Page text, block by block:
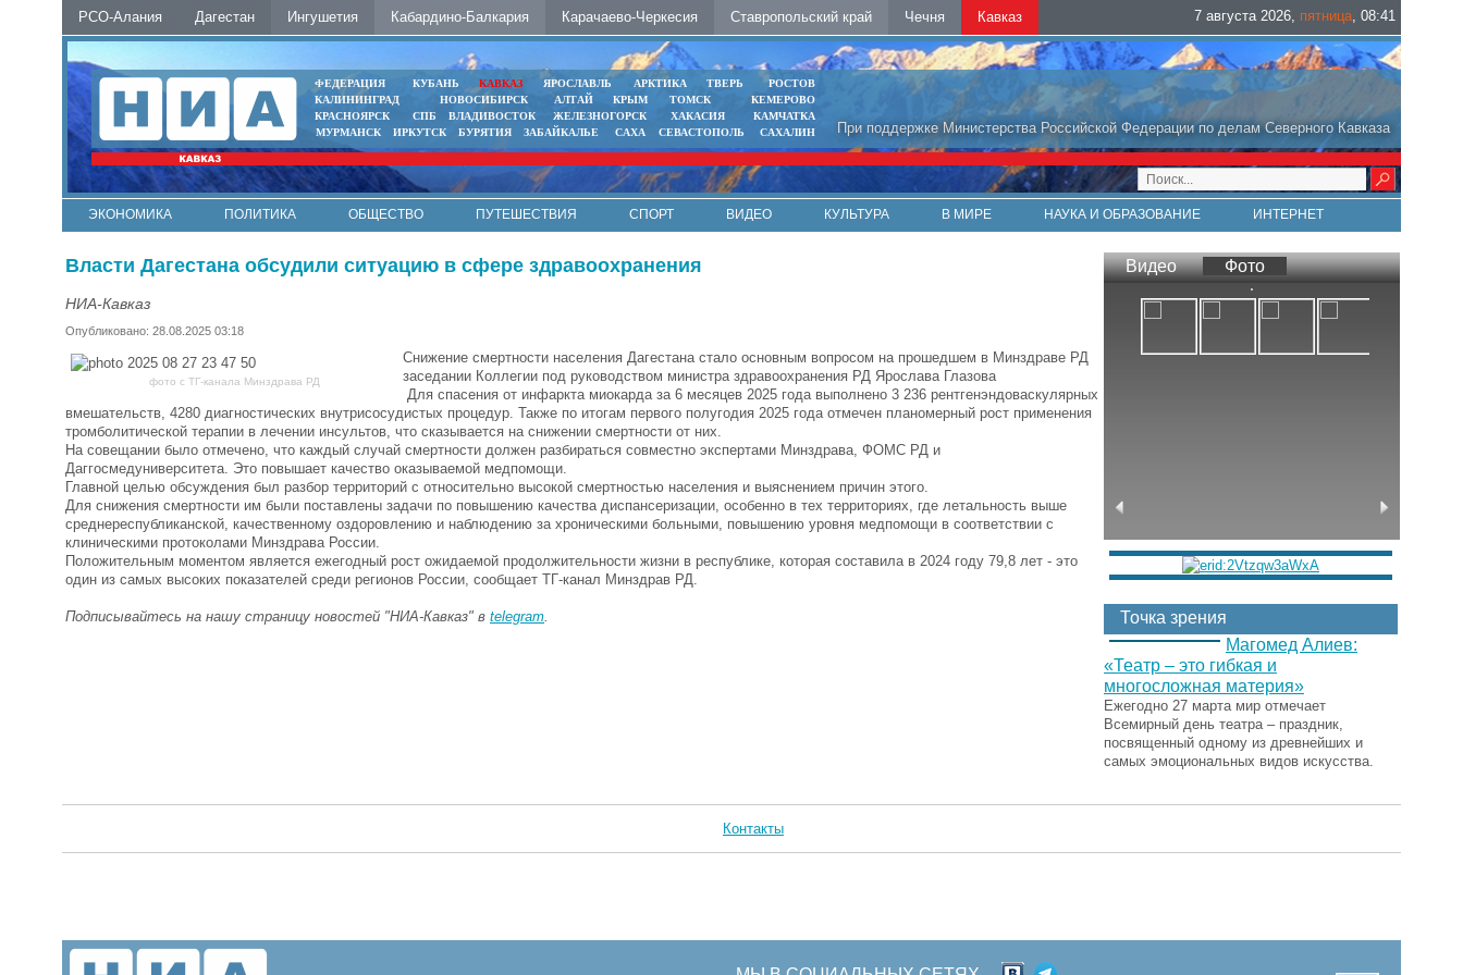
РСО-Алания Дагестан Ингушетия Кабардино-Балкария Карачаево-Черкесия Ставропольский край Чечня Кавказ 7 августа 2026, пятница, 08:41
При поддержке Министерства Российской Федерации по делам Северного Кавказа
ФЕДЕРАЦИЯ КУБАНЬ КАВКАЗ ЯРОСЛАВЛЬ АРКТИКА ТВЕРЬ
РОСТОВ
КАЛИНИНГРАД
НОВОСИБИРСК АЛТАЙ КРЫМ ТОМСК
КЕМЕРОВО
КРАСНОЯРСК
СПБ ВЛАДИВОСТОК ЖЕЛЕЗНОГОРСК ХАКАСИЯ
КАМЧАТКА
МУРМАНСК
ИРКУТСК БУРЯТИЯ ЗАБАЙКАЛЬЕ САХА СЕВАСТОПОЛЬ САХАЛИН
ЭКОНОМИКА ПОЛИТИКА ОБЩЕСТВО ПУТЕШЕСТВИЯ СПОРТ ВИДЕО КУЛЬТУРА В МИРЕ НАУКА И ОБРАЗОВАНИЕ
ИНТЕРНЕТ
Власти Дагестана обсудили ситуацию в сфере здравоохранения
НИА-Кавказ
Опубликовано: 28.08.2025 03:18
фото с ТГ-канала Минздрава РД
Снижение смертности населения Дагестана стало основным вопросом на прошедшем в Минздраве РД
заседании Коллегии под руководством министра здравоохранения РД Ярослава Глазова
Для спасения от инфаркта миокарда за 6 месяцев 2025 года выполнено 3 236 рентгенэндоваскулярных
вмешательств, 4280 диагностических внутрисосудистых процедур. Также по итогам первого полугодия 2025 года отмечен планомерный рост применения
тромболитической терапии в лечении инсультов, что сказывается на снижении смертности от них.
На совещании было отмечено, что каждый случай смертности должен разбираться совместно экспертами Минздрава, ФОМС РД и
Даггосмедуниверситета. Это повышает качество оказываемой медпомощи.
Главной целью обсуждения был разбор территорий с относительно высокой смертностью населения и выяснением причин этого.
Для снижения смертности им были поставлены задачи по повышению качества диспансеризации, особенно в тех территориях, где летальность выше
среднереспубликанской, качественному оздоровлению и наблюдению за хроническими больными, повышению уровня медпомощи в соответствии с
клиническими протоколами Минздрава России.
Положительным моментом является ежегодный рост ожидаемой продолжительности жизни в республике, которая составила в 2024 году 79,8 лет - это
один из самых высоких показателей среди регионов России, сообщает ТГ-канал Минздрав РД.
Подписывайтесь на нашу страницу новостей "НИА-Кавказ" в telegram
Видео Фото
Точка зрения
Магомед Алиев:
«Театр – это гибкая и
многосложная материя»
Ежегодно 27 марта мир отмечает
Всемирный день театра – праздник,
посвященный одному из древнейших и
самых эмоциональных видов искусства.
Контакты